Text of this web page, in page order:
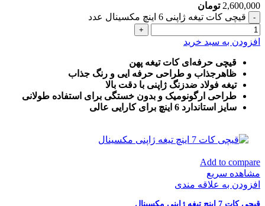
2,600,000 تومان
قیچی کات تیغه ژاپنی 6 اینچ مکسینال عدد
افزودن به سبد خرید
قیچی حرفه‌ای کات تیغه پهن
ظاهرجذاب و طراحی حرفه ایی و رنگ جذاب
تیغه فولاد ضدزنگ ژاپنی با دقت بالا
طراحی ارگونومیک و بدون خستگی برای استفاده طولانی
سایز استاندارد 6 اینچ برای کارایی عالی
Add to compare
مشاهده سریع
افزودن به علاقه مندی
قیچی کات 7 اینچ تیغه ژاپنی مکسینال